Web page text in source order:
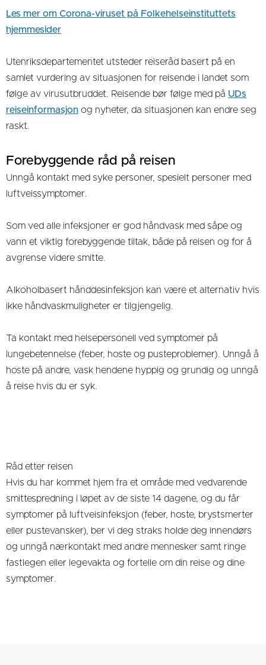
Les mer om Corona-viruset på Folkehelseinstituttets
hjemmesider
Utenriksdepartementet utsteder reiseråd basert på en
samlet vurdering av situasjonen for reisende i landet som
følge av virusutbruddet. Reisende bør følge med på UDs
reiseinformasjon og nyheter, da situasjonen kan endre seg
raskt.
Forebyggende råd på reisen
Unngå kontakt med syke personer, spesielt personer med
luftveissymptomer.
Som ved alle infeksjoner er god håndvask med såpe og
vann et viktig forebyggende tiltak, både på reisen og for å
avgrense videre smitte.
Alkoholbasert hånddesinfeksjon kan være et alternativ hvis
ikke håndvaskmuligheter er tilgjengelig.
Ta kontakt med helsepersonell ved symptomer på
lungebetennelse (feber, hoste og pusteproblemer). Unngå å
hoste på andre, vask hendene hyppig og grundig og unngå
å reise hvis du er syk.
Råd etter reisen
Hvis du har kommet hjem fra et område med vedvarende
smittespredning i løpet av de siste 14 dagene, og du får
symptomer på luftveisinfeksjon (feber, hoste, brystsmerter
eller pustevansker), ber vi deg straks holde deg innendørs
og unngå nærkontakt med andre mennesker samt ringe
fastlegen eller legevakta og fortelle om din reise og dine
symptomer.